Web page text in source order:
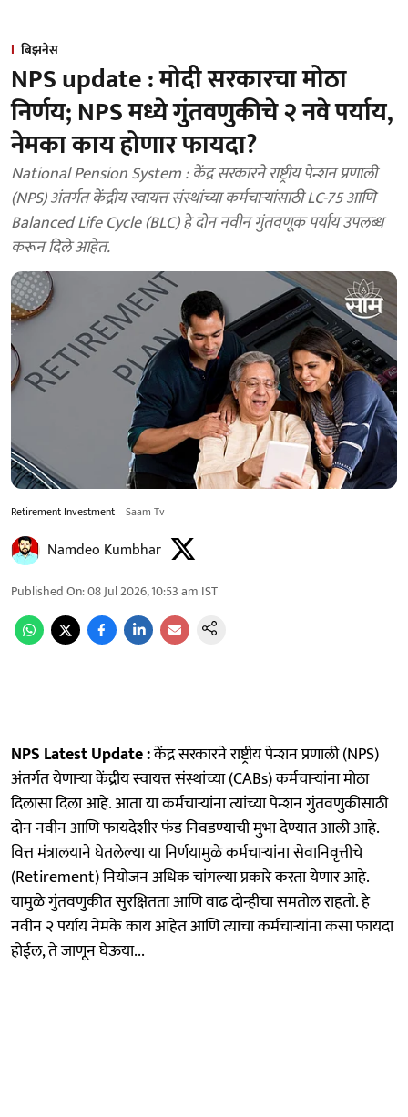
बिझनेस
NPS update : मोदी सरकारचा मोठा
निर्णय; NPS मध्ये गुंतवणुकीचे २ नवे पर्याय,
नेमका काय होणार फायदा?
National Pension System : केंद्र सरकारने राष्ट्रीय पेन्शन प्रणाली
(NPS) अंतर्गत केंद्रीय स्वायत्त संस्थांच्या कर्मचाऱ्यांसाठी LC-75 आणि
Balanced Life Cycle (BLC) हे दोन नवीन गुंतवणूक पर्याय उपलब्ध
करून दिले आहेत.
Retirement Investment Saam Tv
Namdeo Kumbhar
Published On:08 Jul 2026, 10:53 am IST
NPS Latest Update :केंद्र सरकारने राष्ट्रीय पेन्शन प्रणाली (NPS)
अंतर्गत येणाऱ्या केंद्रीय स्वायत्त संस्थांच्या (CABs) कर्मचाऱ्यांना मोठा
दिलासा दिला आहे. आता या कर्मचाऱ्यांना त्यांच्या पेन्शन गुंतवणुकीसाठी
दोन नवीन आणि फायदेशीर फंड निवडण्याची मुभा देण्यात आली आहे.
वित्त मंत्रालयाने घेतलेल्या या निर्णयामुळे कर्मचाऱ्यांना सेवानिवृत्तीचे
(Retirement) नियोजन अधिक चांगल्या प्रकारे करता येणार आहे.
यामुळे गुंतवणुकीत सुरक्षितता आणि वाढ दोन्हीचा समतोल राहतो. हे
नवीन २ पर्याय नेमके काय आहेत आणि त्याचा कर्मचाऱ्यांना कसा फायदा
होईल, ते जाणून घेऊया...